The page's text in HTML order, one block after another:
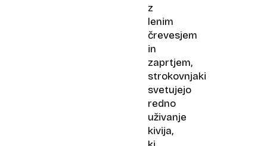
z
lenim
črevesjem
in
zaprtjem,
strokovnjaki
svetujejo
redno
uživanje
kivija,